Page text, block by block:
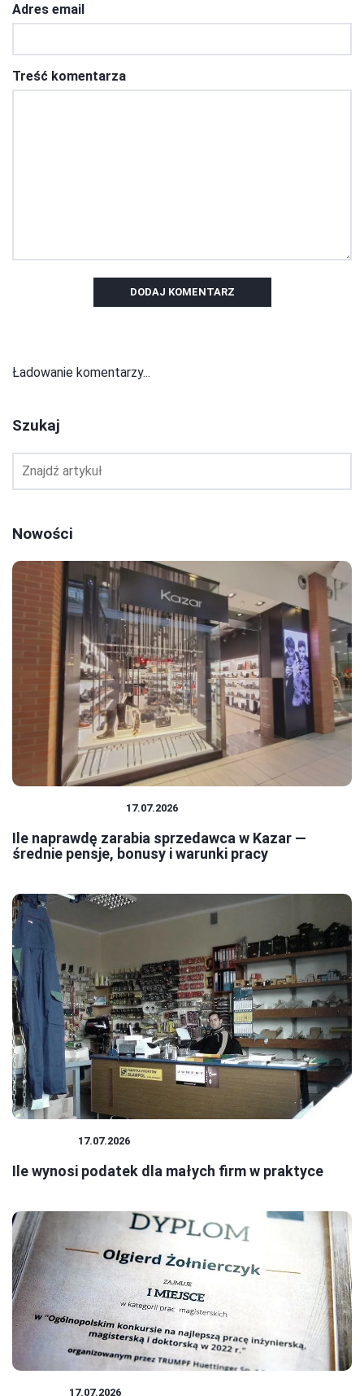
Adres email
Treść komentarza
DODAJ KOMENTARZ
Ładowanie komentarzy...
Szukaj
Nowości
17.07.2026
Ile naprawdę zarabia sprzedawca w Kazar —
średnie pensje, bonusy i warunki pracy
17.07.2026
Ile wynosi podatek dla małych firm w praktyce
17.07.2026